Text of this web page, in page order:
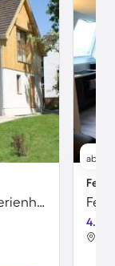
Kinderfreundliches charmantes Ferienhaus
ab
4.5